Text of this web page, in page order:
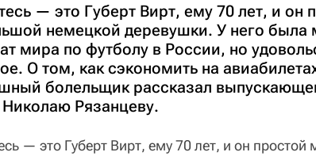
— это Губерт Вирт, ему 70 лет, и он
немецкой деревушки. У него была
мира по футболу в России, но
О том, как сэкономить на
болельщик рассказал
Рязанцеву.
— это Губерт Вирт, ему 70 лет, и он простой